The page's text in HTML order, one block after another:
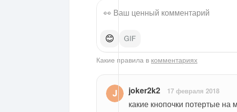
😊
Какие правила в комментариях
joker2k2 17 февраля 2018
какие кнопочки потертые на